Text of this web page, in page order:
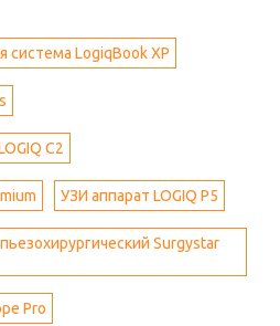
система LogiqBook XP
C2
УЗИ аппарат LOGIQ P5
Surgystar
Pro